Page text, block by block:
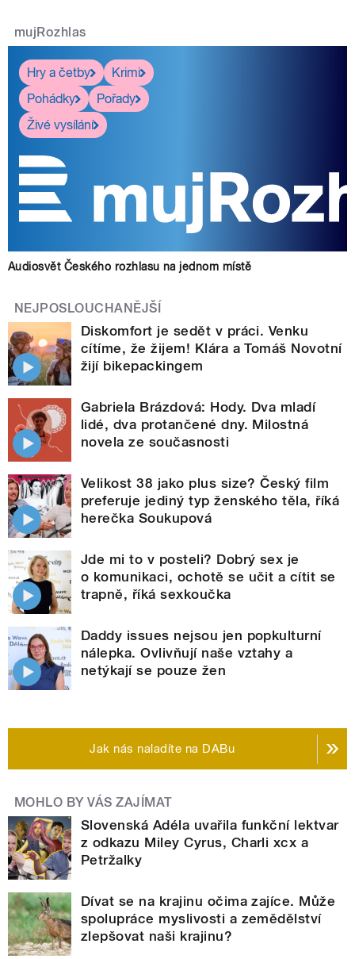
mujRozhlas
Hry a četby
Krimi
Pohádky
Pořady
Živé vysílání
Audiosvět Českého rozhlasu na jednom místě
NEJPOSLOUCHANĚJŠÍ
Diskomfort je sedět v práci. Venku
cítíme, že žijem! Klára a Tomáš Novotní
žijí bikepackingem
Gabriela Brázdová: Hody. Dva mladí
lidé, dva protančené dny. Milostná
novela ze současnosti
Velikost 38 jako plus size? Český film
preferuje jediný typ ženského těla, říká
herečka Soukupová
Jde mi to v posteli? Dobrý sex je
o komunikaci, ochotě se učit a cítit se
trapně, říká sexkoučka
Daddy issues nejsou jen popkulturní
nálepka. Ovlivňují naše vztahy a
netýkají se pouze žen
Jak nás naladíte na DABu
MOHLO BY VÁS ZAJÍMAT
Slovenská Adéla uvařila funkční lektvar
z odkazu Miley Cyrus, Charli xcx a
Petržalky
Dívat se na krajinu očima zajíce. Může
spolupráce myslivosti a zemědělství
zlepšovat naši krajinu?